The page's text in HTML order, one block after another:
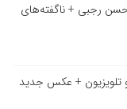
رجبی + ناگفته‌های
و تلویزیون + عکس جدید